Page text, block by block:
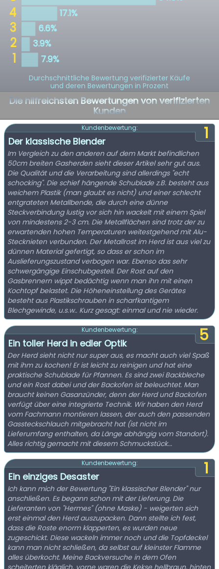
Durchschnittliche Bewertung verifizierter Käufe
und deren Bewertungen in Prozent
Die hilfreichsten Bewertungen von verifizierten
Kunden
1
Kundenbewertung:
Der klassische Blender
Im Vergleich zu den anderen auf dem Markt befindlichen
50cm breiten Gasherden sieht dieser Artikel sehr gut aus.
Die Qualität und die Verarbeitung sind allerdings "echt
schocking". Die schief hängende Schublade z.B. besteht aus
weichem Plastik (man glaubt es nicht) und einer schlecht
entgrateten Metallbende, die durch eine dünne
Steckverbindung lustig vor sich hin wackelt mit einem Spiel
von mindestens 2-3 cm. Die Metallflächen sind trotz der zu
erwartenden hohen Temperaturen weitestgehend mit Alu-
Stecknieten verbunden. Der Metallrost im Herd ist aus viel zu
dünnen Material gefertigt, so dass er schon im
Auslieferungszustand verbogen war. Ebenso das sehr
schwergängige Einschubgestell. Der Rost auf den
Gasbrennern wippt bedächtig wenn man ihn mit einen
Kochtopf belastet. Die Höheneinstellung des Gerätes
besteht aus Plastikschrauben in scharfkantigem
Blechgewinde, u.s.w.. Kurz gesagt: einmal und nie wieder.
5
Kundenbewertung:
Ein toller Herd in edler Optik
Der Herd sieht nicht nur super aus, es macht auch viel Spaß
mit ihm zu kochen! Er ist leicht zu reinigen und hat eine
praktische Schublade für Pfannen. Es sind zwei Backbleche
und ein Rost dabei und der Backofen ist beleuchtet. Man
braucht keinen Gasanzünder, denn der Herd und Backofen
verfügt über eine integrierte Technik. Wir haben den Herd
vom Fachmann montieren lassen, der auch den passenden
Gassteckschlauch mitgebracht hat (ist nicht im
Lieferumfang enthalten, da Länge abhängig vom Standort).
Alles richtig gemacht mit diesem Schmuckstück...
1
Kundenbewertung:
Ein einziges Desaster
Ich kann mich der Bewertung "Ein klassischer Blender" nur
anschließen. Es begann schon mit der Lieferung. Die
Lieferanten von "Hermes" (ohne Maske) - weigerten sich
erst einmal den Herd auszupacken. Dann stellte ich fest,
dass die Roste enorm klapperten, es wurden neue
zugeschickt. Diese wackeln immer noch und die Topfdeckel
kann man nicht schließen, da selbst auf kleinster Flamme
alles überkocht. Meine Backversuche in dem Ofen
scheiterten kläglich, vorne waren die Kekse hellbraun, hinten